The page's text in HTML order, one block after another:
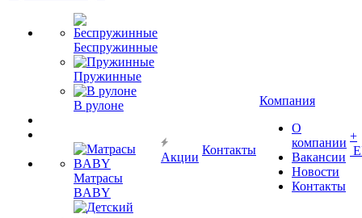
Беспружинные
Пружинные
В рулоне
Матрасы
BABY
Акции
Контакты
Компания
О
компании
Вакансии
Новости
Контакты
+